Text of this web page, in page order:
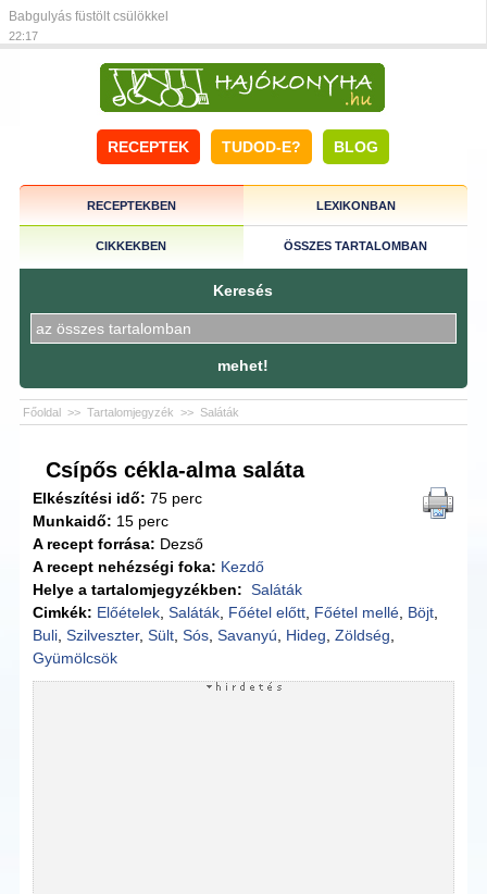
Babgulyás füstölt csülökkel
22:17
RECEPTEK TUDOD-E? BLOG
RECEPTEKBEN LEXIKONBAN
CIKKEKBEN ÖSSZES TARTALOMBAN
Keresés
mehet!
Főoldal >> Tartalomjegyzék >> Saláták
Csípős cékla-alma saláta
Elkészítési idő: 75 perc
Munkaidő: 15 perc
A recept forrása: Dezső
A recept nehézségi foka: Kezdő
Helye a tartalomjegyzékben: Saláták
Cimkék: Előételek ,Saláták Főétel előtt Főétel mellé Böjt
Buli ,Szilveszter,Sült ,Sós ,Savanyú Hideg ,Zöldség
Gyümölcsök